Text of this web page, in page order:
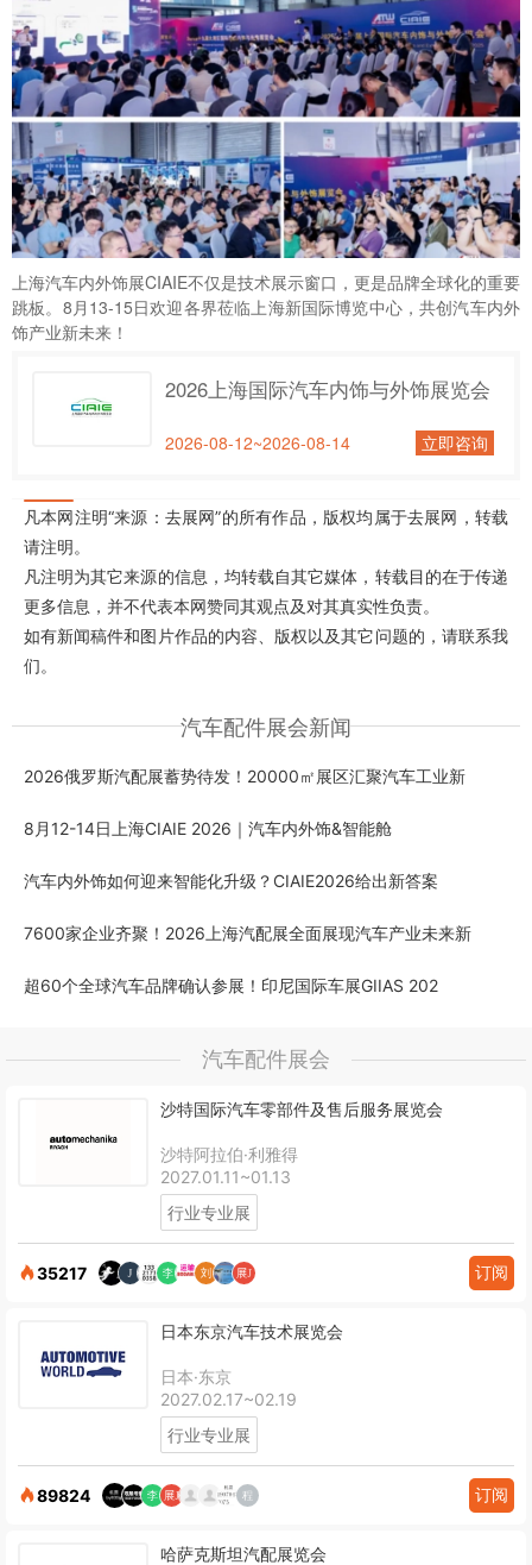
上海汽车内外饰展CIAIE不仅是技术展示窗口，更是品牌全球化的重要
跳板。8月13-15日欢迎各界莅临 上海新国际博览中心，共创汽车内外
饰产业新未来！
2026上海国际汽车内饰与外饰展览会
2026-08-12~2026-08-14 立即咨询
凡本网注明“来源：去展网”的所有作品，版权均属于去展网，转载
请注明。
凡注明为其它来源的信息，均转载自其它媒体，转载目的在于传递
更多信息，并不代表本网赞同其观点及对其真实性负责。
如有新闻稿件和图片作品的内容、版权以及其它问题的，请联系我
们。
汽车配件展会新闻
2026俄罗斯汽配展蓄势待发！20000㎡展区汇聚汽车工业新
8月12-14日上海CIAIE 2026｜汽车内外饰&智能舱
汽车内外饰如何迎来智能化升级？CIAIE2026给出新答案
7600家企业齐聚！2026上海汽配展全面展现汽车产业未来新
超60个全球汽车品牌确认参展！印尼国际车展GIIAS 202
汽车配件展会
沙特国际汽车零部件及售后服务展览会
沙特阿拉伯·利雅得
2027.01.11~01.13
行业专业展
35217 订阅
日本东京汽车技术展览会
日本·东京
2027.02.17~02.19
行业专业展
89824 订阅
哈萨克斯坦汽配展览会